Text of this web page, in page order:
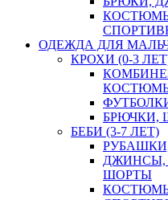
ОДЕЖДА ДЛЯ
КРОХИ (0-3
БРЮЧКИ,
БЕБИ (3-7 ЛЕТ)
ДЖИНСЫ,
ШОРТЫ